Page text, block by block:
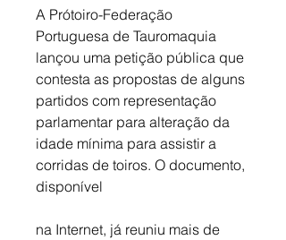
A Prótoiro-Federação
Portuguesa de Tauromaquia
lançou uma petição pública que
contesta as propostas de alguns
partidos com representação
parlamentar para alteração da
idade mínima para assistir a
corridas de toiros. O documento,
disponível
na Internet, já reuniu mais de